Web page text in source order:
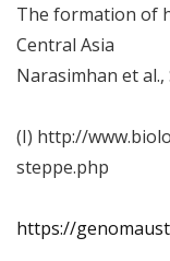
The formation of
Central Asia
Narasimhan et al.,
(I) http://
steppe.php
https://